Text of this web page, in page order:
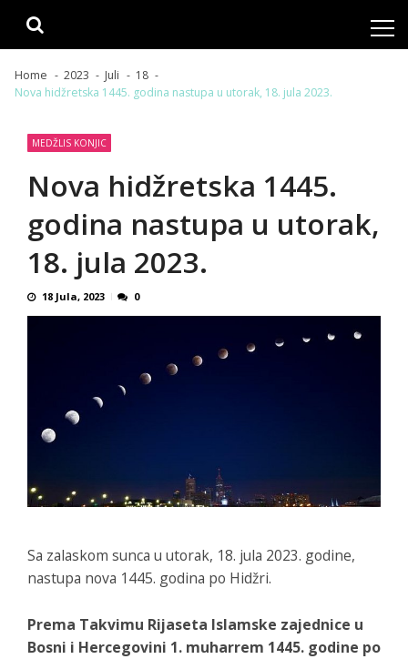
Home 2023 Juli
18
Nova hidžretska 1445. godina nastupa u utorak, 18. jula 2023.
MEDŽLIS KONJIC
Nova hidžretska 1445.
godina nastupa u utorak,
18. jula 2023.
18 Jula, 2023 0
Sa zalaskom sunca u utorak, 18. jula 2023. godine,
nastupa nova 1445. godina po Hidžri.
Prema Takvimu Rijaseta Islamske zajednice u
Bosni i Hercegovini 1. muharrem 1445. godine po